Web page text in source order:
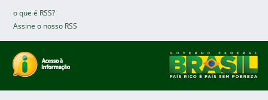
o que é RSS?
Assine o nosso RSS